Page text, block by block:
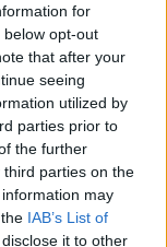
for
opt-out
that after your
seeing
utilized by
parties prior to
the further
parties on the
may
IAB’s List of
it to other